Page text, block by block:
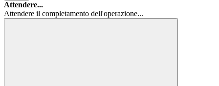
Attendere...
Attendere il completamento dell'operazione...